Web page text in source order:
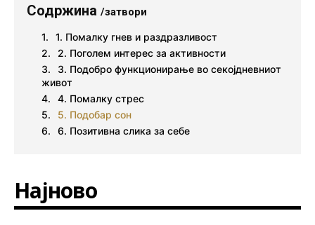
Содржина /затвори
1. Помалку гнев и раздразливост
2. Поголем интерес за активности
3. Подобро функционирање во секојдневниот
живот
4. Помалку стрес
5. Подобар сон
6. Позитивна слика за себе
Најново